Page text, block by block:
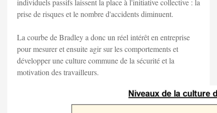
prise de risques et le nombre d'accidents diminuent.
La courbe de Bradley a donc un réel intérêt en entreprise
pour mesurer et ensuite agir sur les comportements et
développer une culture commune de la sécurité et la
motivation des travailleurs.